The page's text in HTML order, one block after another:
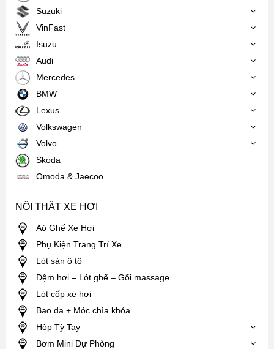
Suzuki
VinFast
Isuzu
Audi
Mercedes
BMW
Lexus
Volkswagen
Volvo
Skoda
Omoda & Jaecoo
NỘI THẤT XE HƠI
Aó Ghế Xe Hơi
Phụ Kiện Trang Trí Xe
Lót sàn ô tô
Đệm hơi – Lót ghế – Gối massage
Lót cốp xe hơi
Bao da + Móc chìa khóa
Hộp Tỳ Tay
Bơm Mini Dự Phòng